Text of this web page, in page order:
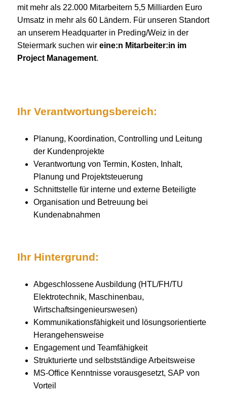
mit mehr als 22.000 Mitarbeitern 5,5 Milliarden Euro
Umsatz in mehr als 60 Ländern. Für unseren Standort
an unserem Headquarter in Preding/Weiz in der
Steiermark suchen wir eine:n Mitarbeiter:in im
Project Management.
Ihr Verantwortungsbereich:
Planung, Koordination, Controlling und Leitung
der Kundenprojekte
Verantwortung von Termin, Kosten, Inhalt,
Planung und Projektsteuerung
Schnittstelle für interne und externe Beteiligte
Organisation und Betreuung bei
Kundenabnahmen
Ihr Hintergrund:
Abgeschlossene Ausbildung (HTL/FH/TU
Elektrotechnik, Maschinenbau,
Wirtschaftsingenieurswesen)
Kommunikationsfähigkeit und lösungsorientierte
Herangehensweise
Engagement und Teamfähigkeit
Strukturierte und selbstständige Arbeitsweise
MS-Office Kenntnisse vorausgesetzt, SAP von
Vorteil